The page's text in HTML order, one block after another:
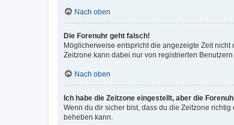
Nach oben
Die Forenuhr geht falsch!
Möglicherweise entspricht die angezeigte Zeit
Zeitzone kann dabei nur von registrierten
Nach oben
Ich habe die Zeitzone eingestellt, aber die
Wenn du dir sicher bist, dass du die Zeitzone
beheben kann.